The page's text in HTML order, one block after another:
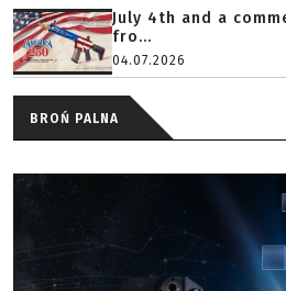
July 4th and a
fro...
04.07.2026
BROŃ PALNA